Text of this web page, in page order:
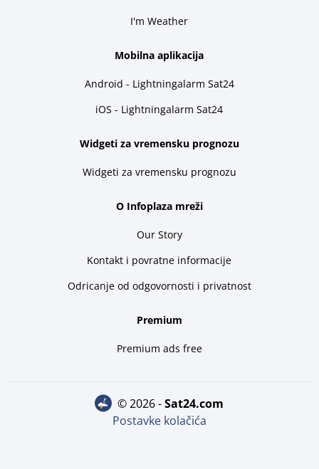
I'm Weather
Mobilna aplikacija
Android - Lightningalarm Sat24
iOS - Lightningalarm Sat24
Widgeti za vremensku prognozu
Widgeti za vremensku prognozu
O Infoplaza mreži
Our Story
Kontakt i povratne informacije
Odricanje od odgovornosti i privatnost
Premium
Premium ads free
© 2026 - sat24.com
Postavke kolačića